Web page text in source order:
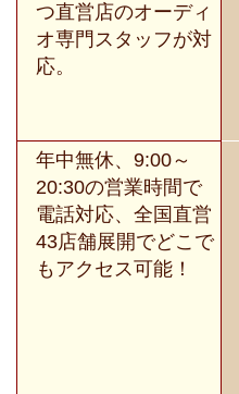
つ直営店のオーディ
オ専門スタッフが対
応。
年中無休、9:00～
20:30の営業時間で
電話対応、全国直営
43店舗展開でどこで
もアクセス可能！